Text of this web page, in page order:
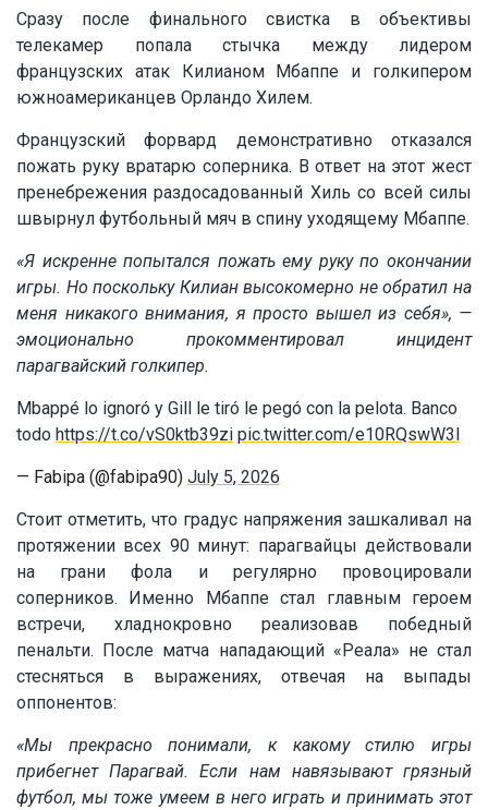
Сразу после финального свистка в объективы
телекамер попала стычка между лидером
французских атак Килианом Мбаппе и голкипером
южноамериканцев Орландо Хилем.
Французский форвард демонстративно отказался
пожать руку вратарю соперника. В ответ на этот жест
пренебрежения раздосадованный Хиль со всей силы
швырнул футбольный мяч в спину уходящему Мбаппе.
«Я искренне попытался пожать ему руку по окончании
игры. Но поскольку Килиан высокомерно не обратил на
меня никакого внимания, я просто вышел из себя», —
эмоционально прокомментировал инцидент
парагвайский голкипер.
Mbappé lo ignoró y Gill le tiró le pegó con la pelota. Banco
todo https://t.co/vS0ktb39zi pic.twitter.com/e10RQswW3l
— Fabipa (@fabipa90) July 5, 2026
Стоит отметить, что градус напряжения зашкаливал на
протяжении всех 90 минут: парагвайцы действовали
на грани фола и регулярно провоцировали
соперников. Именно Мбаппе стал главным героем
встречи, хладнокровно реализовав победный
пенальти. После матча нападающий «Реала» не стал
стесняться в выражениях, отвечая на выпады
оппонентов:
«Мы прекрасно понимали, к какому стилю игры
прибегнет Парагвай. Если нам навязывают грязный
футбол, мы тоже умеем в него играть и принимать этот